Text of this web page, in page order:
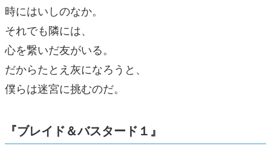
時にはいしのなか。
それでも隣には、
心を繋いだ友がいる。
だからたとえ灰になろうと、
僕らは迷宮に挑むのだ。
『ブレイド＆バスタード１』